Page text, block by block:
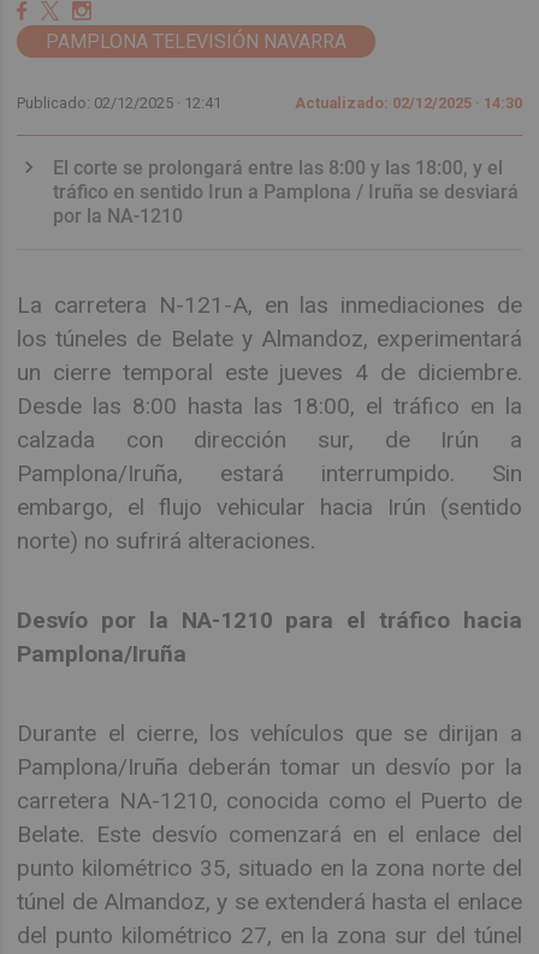
PAMPLONA TELEVISIÓN NAVARRA
Publicado: 02/12/2025 · 12:41 Actualizado: 02/12/2025 · 14:30
El corte se prolongará entre las 8:00 y las 18:00, y el
tráfico en sentido Irun a Pamplona / Iruña se desviará
por la NA-1210
La carretera N-121-A, en las inmediaciones de
los túneles de Belate y Almandoz, experimentará
un cierre temporal este jueves 4 de diciembre.
Desde las 8:00 hasta las 18:00, el tráfico en la
calzada con dirección sur, de Irún a
Pamplona/Iruña, estará interrumpido. Sin
embargo, el flujo vehicular hacia Irún (sentido
norte) no sufrirá alteraciones.
Desvío por la NA-1210 para el tráfico hacia
Pamplona/Iruña
Durante el cierre, los vehículos que se dirijan a
Pamplona/Iruña deberán tomar un desvío por la
carretera NA-1210, conocida como el Puerto de
Belate. Este desvío comenzará en el enlace del
punto kilométrico 35, situado en la zona norte del
túnel de Almandoz, y se extenderá hasta el enlace
del punto kilométrico 27, en la zona sur del túnel